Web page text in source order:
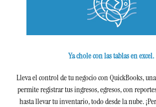
Ya chole con las tablas en excel.
Lleva el control de tu negocio con QuickBooks,
permite registrar tus ingresos, egresos, con
hasta llevar tu inventario, todo desde la nube.